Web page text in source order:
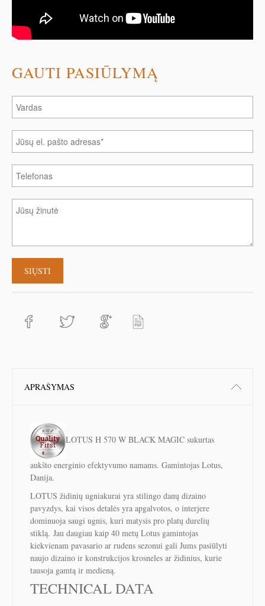
GAUTI PASIŪLYMĄ
APRAŠYMAS
LOTUS H 570 W BLACK MAGIC sukurtas
aukšto energinio efektyvumo namams. Gamintojas Lotus,
Danija.
LOTUS židinių ugniakurai yra stilingo danų dizaino
pavyzdys, kai visos detalės yra apgalvotos, o interjere
dominuoja saugi ugnis, kuri matysis pro platų durelių
stiklą. Jau daugiau kaip 40 metų Lotus gamintojas
kiekvienam pavasario ar rudens sezonui gali Jums pasiūlyti
naujo dizaino ir konstrukcijos krosneles ar židinius, kurie
tausoja gamtą ir medieną.
TECHNICAL DATA